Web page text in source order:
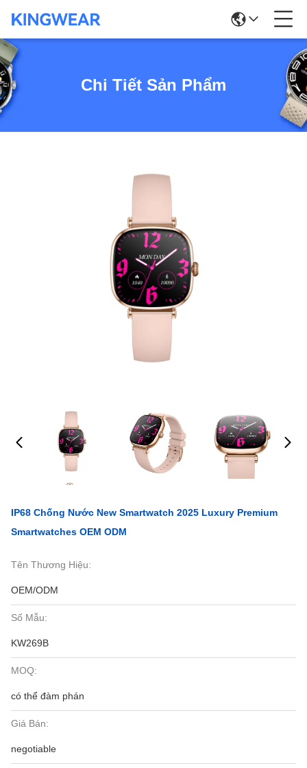
Chi Tiết Sản Phẩm
IP68 Chống Nước New Smartwatch 2025 Luxury Premium
Smartwatches OEM ODM
Tên Thương Hiệu:
OEM/ODM
Số Mẫu:
KW269B
MOQ:
có thể đàm phán
Giá Bán:
negotiable